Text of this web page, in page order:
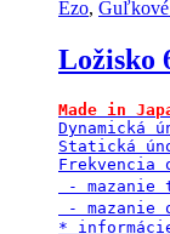
Ezo, Guľkové
Ložisko
Made in
Dynamická
Statická
Frekvencia
- mazanie
- mazanie
*